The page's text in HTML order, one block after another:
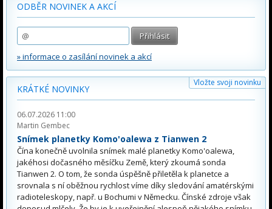
ODBĚR NOVINEK A AKCÍ
» informace o zasílání novinek a akcí
Vložte svoji novinku
KRÁTKÉ NOVINKY
06.07.2026 11:00
Martin Gembec
Snímek planetky Komo'oalewa z Tianwen 2
Čína konečně uvolnila snímek malé planetky Komo'oalewa,
jakéhosi dočasného měsíčku Země, který zkoumá sonda
Tianwen 2. O tom, že sonda úspěšně přiletěla k planetce a
srovnala s ní oběžnou rychlost víme díky sledování amatérskými
radioteleskopy, např. u Bochumi v Německu. Čínské zdroje však